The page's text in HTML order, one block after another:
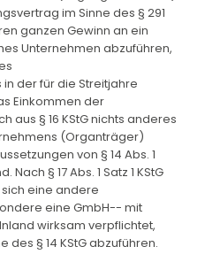
im Sinne des § 291
ganzen Gewinn an ein
Unternehmen abzuführen,
der für die Streitjahre
Einkommen der
aus § 16 KStG nichts anderes
(Organträger)
von § 14 Abs. 1
Nach § 17 Abs. 1 Satz 1 KStG
eine andere
eine GmbH-- mit
wirksam verpflichtet,
des § 14 KStG abzuführen.